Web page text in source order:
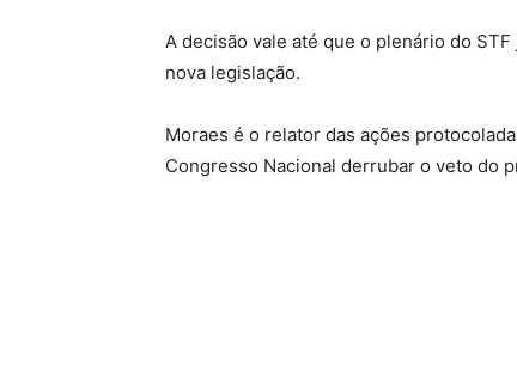
A decisão vale até que o plenário do
nova legislação.
Moraes é o relator das ações
Congresso Nacional derrubar o veto do